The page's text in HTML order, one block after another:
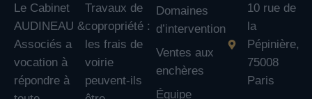
Le Cabinet
AUDINEAU &
Associés a
vocation à
répondre à
Travaux de
copropriété :
les frais de
voirie
peuvent-ils
Domaines
d’intervention
Ventes aux
enchères
Équipe
10 rue de
la
Pépinière,
75008
Paris